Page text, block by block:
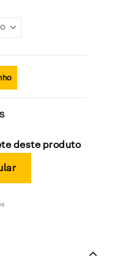
deste produto